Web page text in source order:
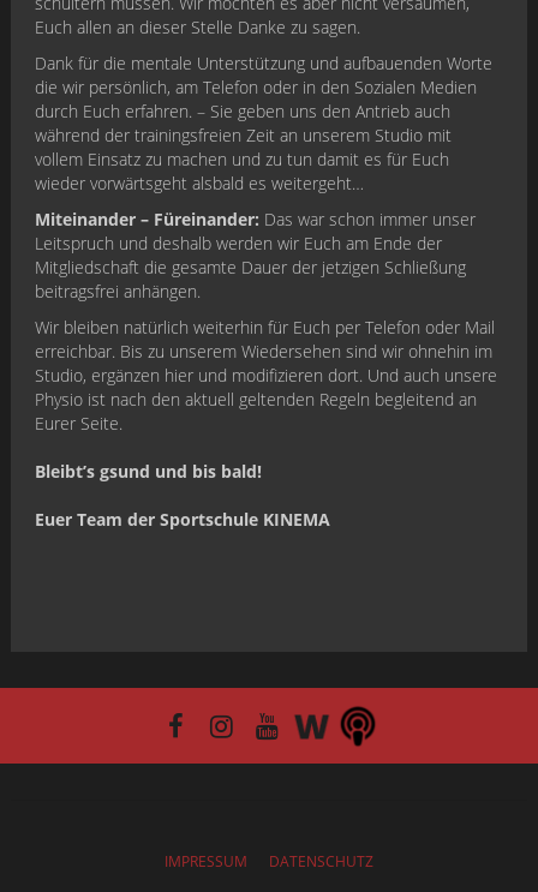
Euch allen an dieser Stelle Danke zu sagen.
Dank für die mentale Unterstützung und aufbauenden Worte
die wir persönlich, am Telefon oder in den Sozialen Medien
durch Euch erfahren. – Sie geben uns den Antrieb auch
während der trainingsfreien Zeit an unserem Studio mit
vollem Einsatz zu machen und zu tun damit es für Euch
wieder vorwärtsgeht alsbald es weitergeht…
Miteinander – Füreinander: Das war schon immer unser
Leitspruch und deshalb werden wir Euch am Ende der
Mitgliedschaft die gesamte Dauer der jetzigen Schließung
beitragsfrei anhängen.
Wir bleiben natürlich weiterhin für Euch per Telefon oder Mail
erreichbar. Bis zu unserem Wiedersehen sind wir ohnehin im
Studio, ergänzen hier und modifizieren dort. Und auch unsere
Physio ist nach den aktuell geltenden Regeln begleitend an
Eurer Seite.
Bleibt’s gsund und bis bald!
Euer Team der Sportschule KINEMA
IMPRESSUM DATENSCHUTZ